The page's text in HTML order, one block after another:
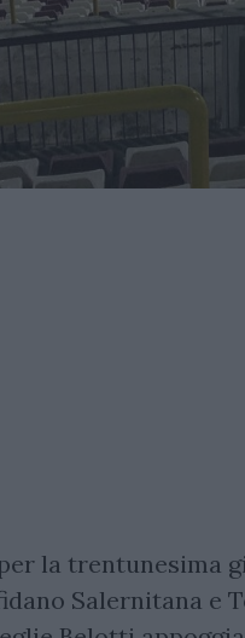
la trentunesima
Salernitana e